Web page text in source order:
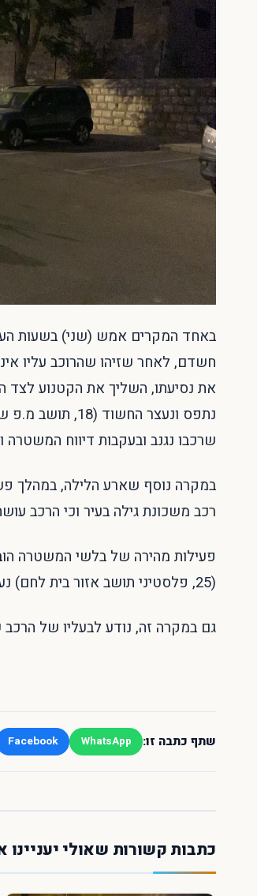
באחד המקרים אמש (שני) בשעות
חשדם, לאחר שזיהו שהרוכב עליו
את נסיעתו, השליך את הקטנוע לצד
נתפס ונעצר
שרכבו נגנב ובעקבות דיווח
במקרה נוסף שארע הלילה, במהלך
רכב משכונת גילה בעיר וכי הרכב
פעילות מהירה של בלשי המשטרה
(25, פלסטיני תושב אזור בית לחם) נעצר על ידי הבלשים והועבר לחקירה בתחנת מוריה.
גם במקרה זה, נודע לבעליו של
שתף כתבה זו: WhatsApp
Facebook
כתבות קשורות שאולי יעניינו